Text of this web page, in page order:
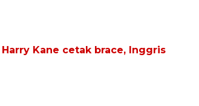
Harry Kane cetak brace, Inggris